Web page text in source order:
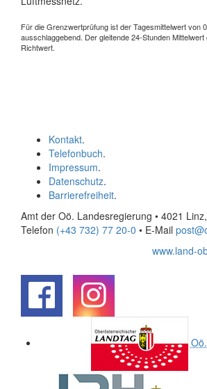
Für die Grenzwertprüfung ist der Tagesmittelwert von
ausschlaggebend. Der gleitende 24-Stunden
Richtwert.
Kontakt.
Telefonbuch.
Impressum.
Datenschutz.
Barrierefreiheit.
Amt der Oö. Landesregierung • 4021
Telefon (+43 732) 77 20-0 • E-Mail
www.land-
Oö.